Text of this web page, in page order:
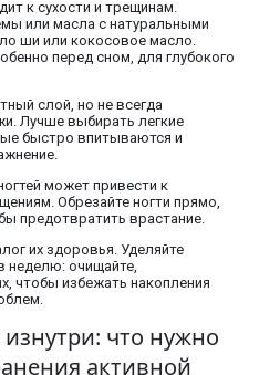
к сухости и трещинам.
или масла с натуральными
ши или кокосовое масло.
перед сном, для глубокого
слой, но не всегда
Лучше выбирать легкие
быстро впитываются и
может привести к
Обрезайте ногти прямо,
предотвратить врастание.
их здоровья. Уделяйте
неделю: очищайте,
чтобы избежать накопления
что нужно
активной